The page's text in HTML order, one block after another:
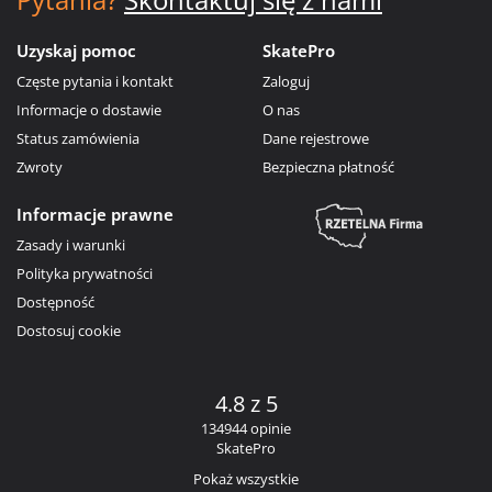
Uzyskaj pomoc
Częste pytania i kontakt
Informacje o dostawie
Status zamówienia
Zwroty
SkatePro
Zaloguj
O nas
Dane rejestrowe
Bezpieczna płatność
Informacje prawne
Zasady i warunki
Polityka prywatności
Dostępność
Dostosuj cookie
4.8 z 5
134944 opinie
SkatePro
Pokaż wszystkie